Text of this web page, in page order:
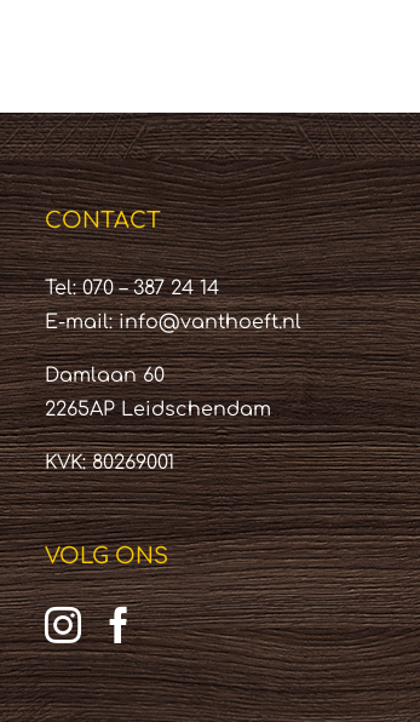
CONTACT
Tel: 070 – 387 24 14
E-mail:info@vanthoeft.nl
Damlaan 60
2265AP Leidschendam
KVK: 80269001
VOLG ONS